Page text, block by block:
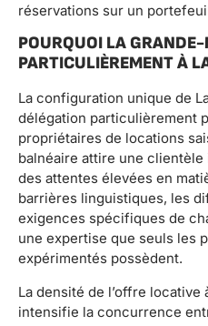
réservations sur un
POURQUOI LA GRANDE-
PARTICULIÈREMENT À
La configuration unique de
délégation particulièrement
propriétaires de locations
balnéaire attire une
des attentes élevées en
barrières linguistiques, les
exigences spécifiques de
une expertise que seuls les
expérimentés possèdent.
La densité de l’offre locative
intensifie la concurrence